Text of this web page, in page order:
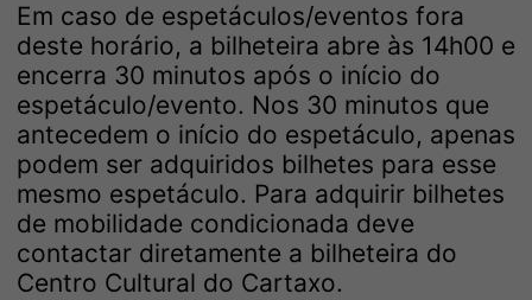
Em caso de espetáculos/eventos fora
deste horário, a bilheteira abre às 14h00 e
encerra 30 minutos após o início do
espetáculo/evento. Nos 30 minutos que
antecedem o início do espetáculo, apenas
podem ser adquiridos bilhetes para esse
mesmo espetáculo. Para adquirir bilhetes
de mobilidade condicionada deve
contactar diretamente a bilheteira do
Centro Cultural do Cartaxo.